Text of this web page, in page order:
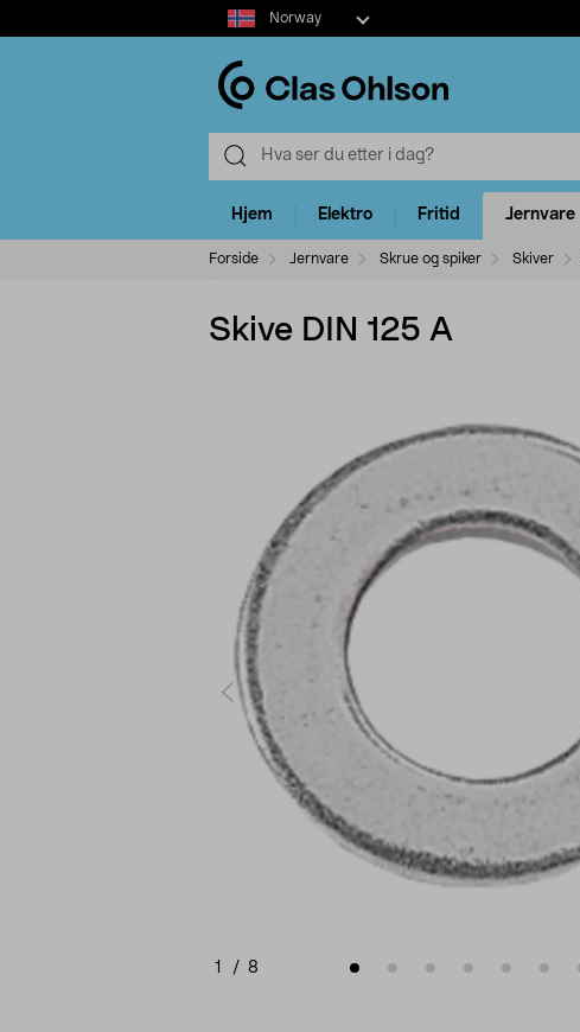
Select
market
Norway
Hjem Elektro Fritid Jernvare
Forside Jernvare Skrue og spiker Skiver
Skive DIN 125 A
1 / 8